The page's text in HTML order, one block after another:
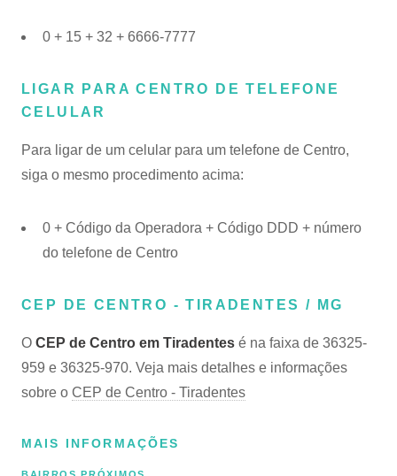
0 + 15 + 32 + 6666-7777
LIGAR PARA CENTRO DE TELEFONE
CELULAR
Para ligar de um celular para um telefone de Centro,
siga o mesmo procedimento acima:
0 + Código da Operadora + Código DDD + número
do telefone de Centro
CEP DE CENTRO - TIRADENTES / MG
O CEP de Centro em Tiradentes é na faixa de 36325-
959 e 36325-970. Veja mais detalhes e informações
sobre o CEP de Centro - Tiradentes
MAIS INFORMAÇÕES